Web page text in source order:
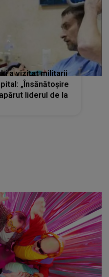
a vizitat militarii
„Însănătoşire
liderul de la